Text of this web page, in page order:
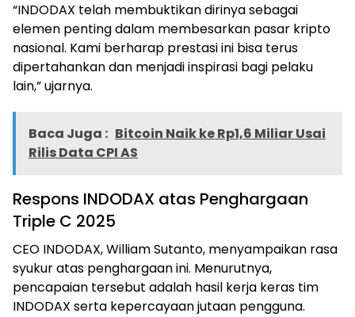
“INDODAX telah membuktikan dirinya sebagai
elemen penting dalam membesarkan pasar kripto
nasional. Kami berharap prestasi ini bisa terus
dipertahankan dan menjadi inspirasi bagi pelaku
lain,” ujarnya.
Baca Juga : Bitcoin Naik ke Rp1,6 Miliar Usai
Rilis Data CPI AS
Respons INDODAX atas Penghargaan
Triple C 2025
CEO INDODAX, William Sutanto, menyampaikan rasa
syukur atas penghargaan ini. Menurutnya,
pencapaian tersebut adalah hasil kerja keras tim
INDODAX serta kepercayaan jutaan pengguna.